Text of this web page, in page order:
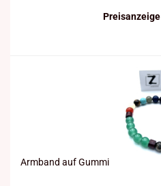
Arm­band auf Gummi